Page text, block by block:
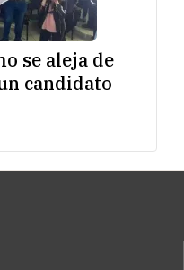
se aleja de
candidato